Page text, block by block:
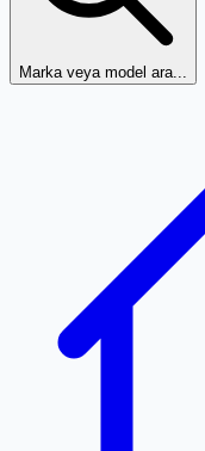
Marka veya model ara...